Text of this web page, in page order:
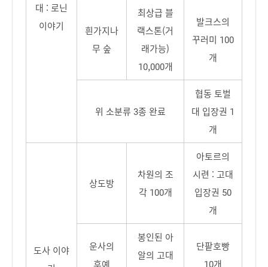
대 : 로닌
이야기
흰가지나
무 숲
최상급 블
랙스톤(거
래가능)
10,000개
발크스의
꾸러미 100
개
위 소분류 3종 완료
협동 토벌
대 입장권 1
개
도사 이야
상도방
차원의 조
각 100개
아토르의
시련 : 고대
입장권 50
개
운사의
후예
봉인된 아
알의 고대
단팥호빵
10개